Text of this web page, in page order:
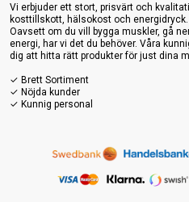
Vi erbjuder ett stort, prisvärt och
kosttillskott, hälsokost och energidryck.
Oavsett om du vill bygga muskler, gå
energi, har vi det du behöver. Våra
dig att hitta rätt produkter för just dina
✓ Brett Sortiment
✓ Nöjda kunder
✓ Kunnig personal